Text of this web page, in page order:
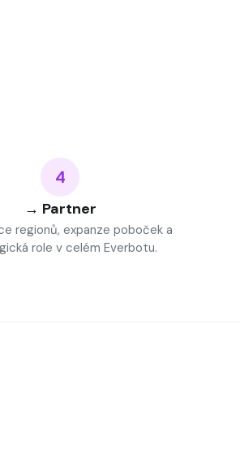
4
→ Partner
regionů, expanze poboček a
role v celém Everbotu.